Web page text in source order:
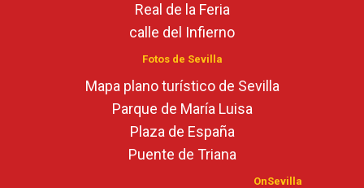
Real de la Feria
calle del Infierno
Fotos de Sevilla
Mapa plano turístico de Sevilla
Parque de María Luisa
Plaza de España
Puente de Triana
OnSevilla